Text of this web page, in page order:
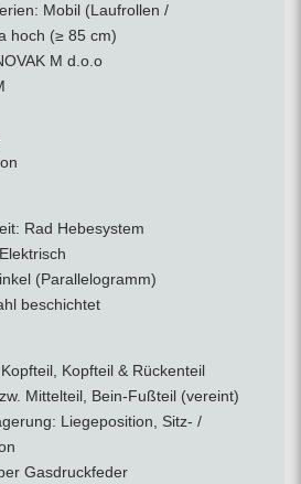
Mobil (Laufrollen /
hoch (≥ 85 cm)
M d.o.o
Rad Hebesystem
(Parallelogramm)
beschichtet
Kopfteil & Rückenteil
Mittelteil, Bein-Fußteil (vereint)
Liegeposition, Sitz- /
Gasdruckfeder